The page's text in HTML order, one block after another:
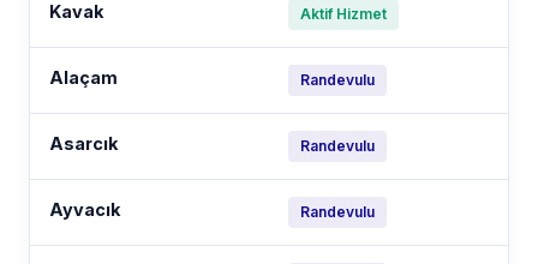
Kavak Aktif Hizmet
Alaçam Randevulu
Asarcık Randevulu
Ayvacık Randevulu